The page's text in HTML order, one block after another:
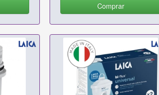
Comprar